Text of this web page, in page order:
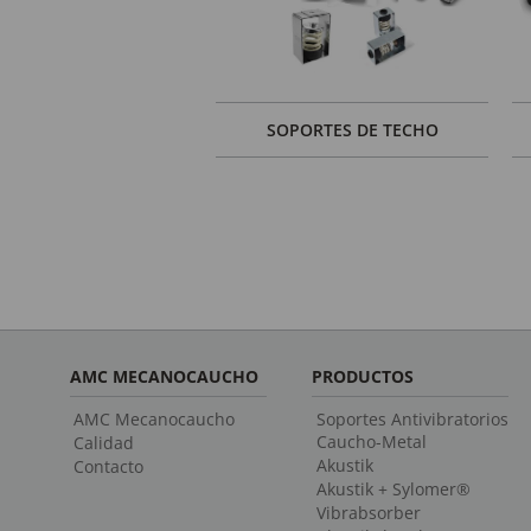
SOPORTES DE TECHO
AMC MECANOCAUCHO
AMC Mecanocaucho
Calidad
Contacto
PRODUCTOS
Soportes Antivibratorios
Caucho-Metal
Akustik
Akustik + Sylomer®
Vibrabsorber